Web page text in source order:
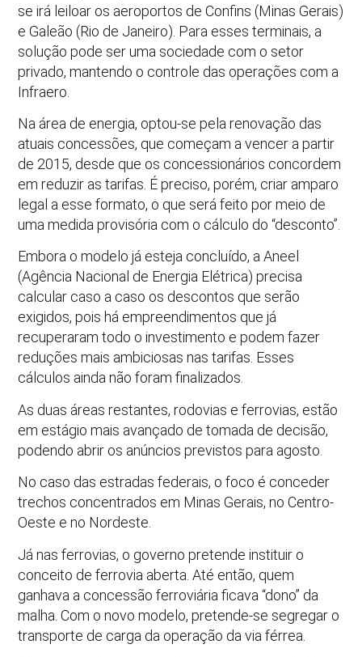
se irá leiloar os aeroportos de Confins (Minas Gerais)
e Galeão (Rio de Janeiro). Para esses terminais, a
solução pode ser uma sociedade com o setor
privado, mantendo o controle das operações com a
Infraero.
Na área de energia, optou-se pela renovação das
atuais concessões, que começam a vencer a partir
de 2015, desde que os concessionários concordem
em reduzir as tarifas. É preciso, porém, criar amparo
legal a esse formato, o que será feito por meio de
uma medida provisória com o cálculo do “desconto”.
Embora o modelo já esteja concluído, a Aneel
(Agência Nacional de Energia Elétrica) precisa
calcular caso a caso os descontos que serão
exigidos, pois há empreendimentos que já
recuperaram todo o investimento e podem fazer
reduções mais ambiciosas nas tarifas. Esses
cálculos ainda não foram finalizados.
As duas áreas restantes, rodovias e ferrovias, estão
em estágio mais avançado de tomada de decisão,
podendo abrir os anúncios previstos para agosto.
No caso das estradas federais, o foco é conceder
trechos concentrados em Minas Gerais, no Centro-
Oeste e no Nordeste.
Já nas ferrovias, o governo pretende instituir o
conceito de ferrovia aberta. Até então, quem
ganhava a concessão ferroviária ficava “dono” da
malha. Com o novo modelo, pretende-se segregar o
transporte de carga da operação da via férrea.